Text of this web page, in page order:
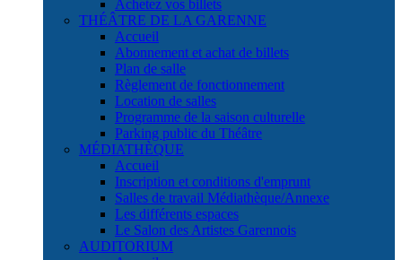
Achetez vos billets
THÉÂTRE DE LA GARENNE
Accueil
Abonnement et achat de billets
Plan de salle
Règlement de fonctionnement
Location de salles
Programme de la saison culturelle
Parking public du Théâtre
MÉDIATHÈQUE
Accueil
Inscription et conditions d'emprunt
Salles de travail Médiathèque/Annexe
Les différents espaces
Le Salon des Artistes Garennois
AUDITORIUM